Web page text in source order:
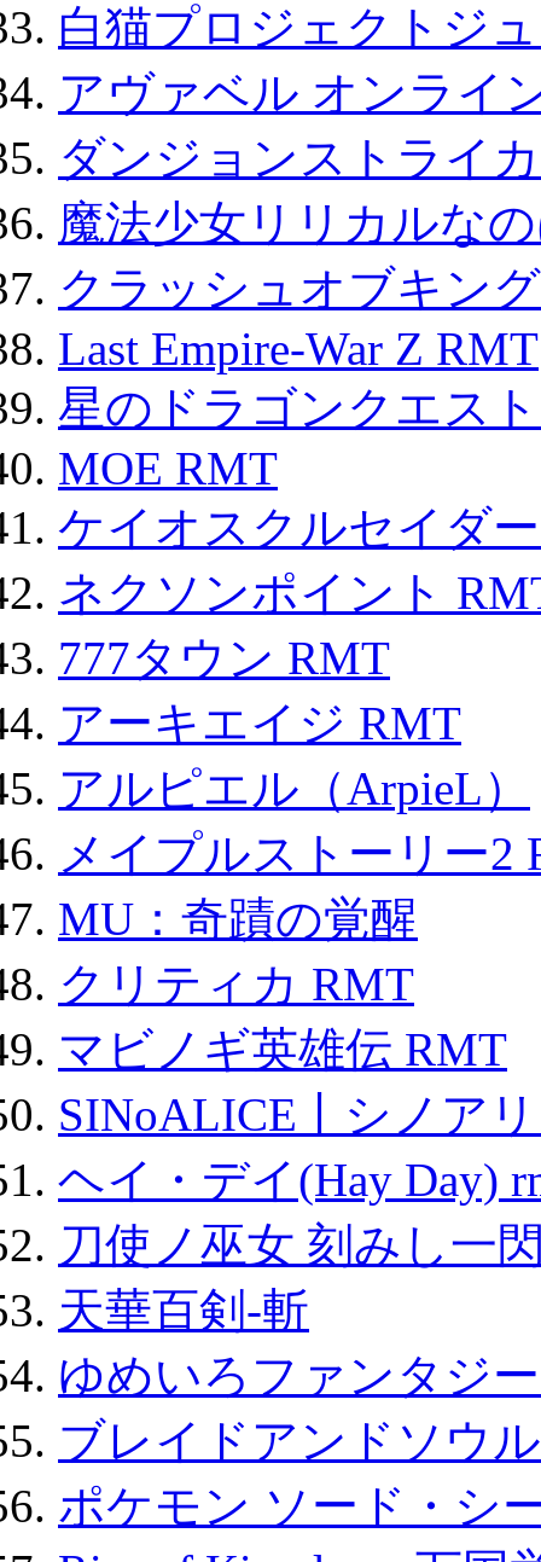
白猫プロジェクトジ
アヴァベル オンライ
ダンジョンストライ
魔法少女リリカルな
クラッシュオブキン
Last Empire-War Z RMT
星のドラゴンクエス
MOE RMT
ケイオスクルセイダ
ネクソンポイント
777タウン RMT
アーキエイジ RMT
アルピエル（ArpieL）
メイプルストーリー2
MU：奇蹟の覚醒
クリティカ RMT
マビノギ英雄伝 RMT
SINoALICE丨シノア
ヘイ・デイ(Hay Day)
刀使ノ巫女 刻みし一
天華百剣-斬
ゆめいろファンタジ
ブレイドアンドソウ
ポケモン ソード・シ